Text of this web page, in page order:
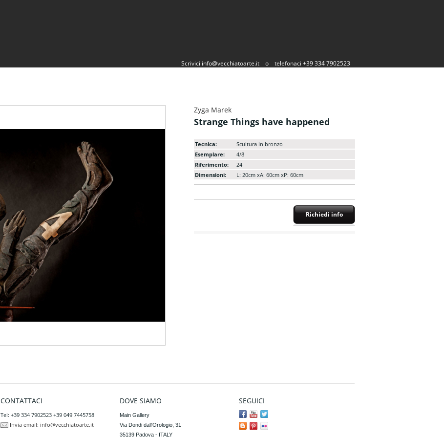
Scrivici info@vecchiatoarte.it o telefonaci +39 334 7902523
Zyga Marek
Strange Things have happened
Tecnica:
Scultura in bronzo
Esemplare:
4/8
Riferimento:
24
Dimensioni:
L: 20cm xA: 60cm xP: 60cm
Richiedi info
CONTATTACI
Tel: +39 334 7902523 +39 049 7445758
Invia email: info@vecchiatoarte.it
DOVE SIAMO
Main Gallery
Via Dondi dall'Orologio, 31
35139 Padova - ITALY
SEGUICI